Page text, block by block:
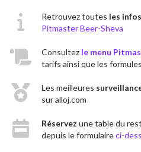
Retrouvez toutes les infos
Pitmaster Beer-Sheva
Consultez le menu
tarifs ainsi que les
Les meilleures
sur alloj.com
Réservez une table du
depuis le formulaireci-